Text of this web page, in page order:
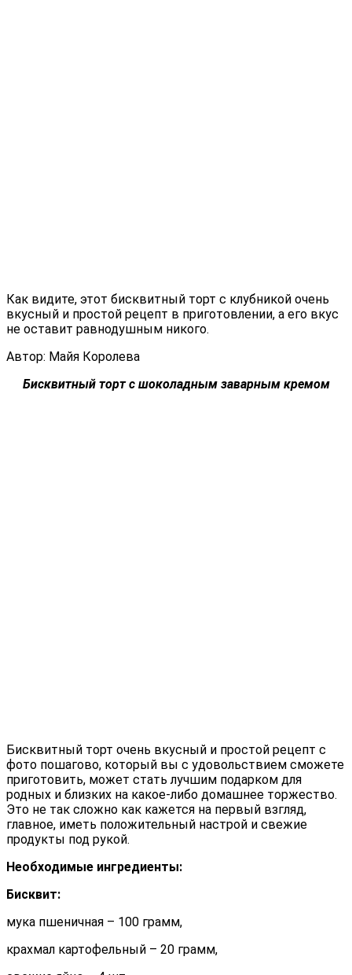
Как видите, этот бисквитный торт с клубникой очень
вкусный и простой рецепт в приготовлении, а его вкус
не оставит равнодушным никого.
Автор: Майя Королева
Бисквитный торт с шоколадным заварным кремом
Бисквитный торт очень вкусный и простой рецепт с
фото пошагово, который вы с удовольствием сможете
приготовить, может стать лучшим подарком для
родных и близких на какое-либо домашнее торжество.
Это не так сложно как кажется на первый взгляд,
главное, иметь положительный настрой и свежие
продукты под рукой.
Необходимые ингредиенты:
Бисквит:
мука пшеничная – 100 грамм,
крахмал картофельный – 20 грамм,